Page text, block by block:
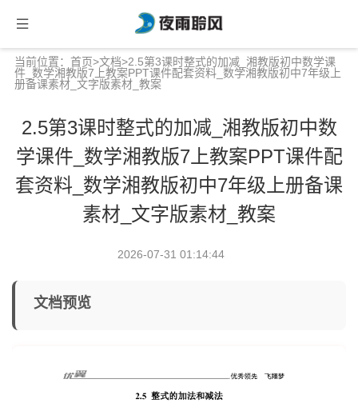
当前位置： 首页>文档>2.5第3课时整式的加减_湘教版初中数学课
件_数学湘教版7上教案PPT课件配套资料_数学湘教版初中7年级上
册备课素材_文字版素材_教案
2.5第3课时整式的加减_湘教版初中数
学课件_数学湘教版7上教案PPT课件配
套资料_数学湘教版初中7年级上册备课
素材_文字版素材_教案
2026-07-31 01:14:44
文档预览